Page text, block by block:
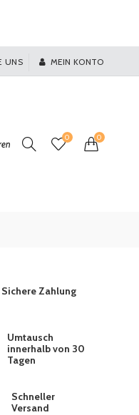
UNS MEIN KONTO
0 0
Sichere Zahlung
Umtausch
innerhalb von 30
Tagen
Schneller
Versand